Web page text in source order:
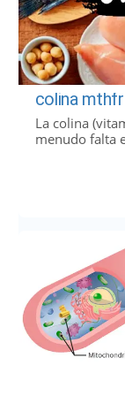
colina mthfr
La colina
menudo falta